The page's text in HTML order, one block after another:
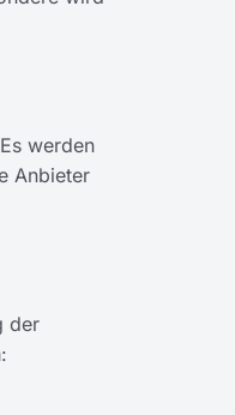
werden
Anbieter
der